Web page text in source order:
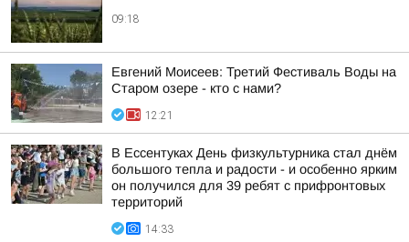
09:18
Евгений Моисеев: Третий Фестиваль Воды на
Старом озере - кто с нами?
12:21
В Ессентуках День физкультурника стал днём
большого тепла и радости - и особенно ярким
он получился для 39 ребят с прифронтовых
территорий
14:33